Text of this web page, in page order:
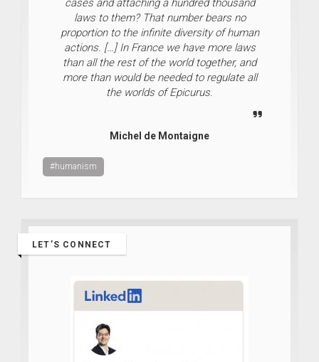
cases and attaching a hundred thousand
laws to them? That number bears no
proportion to the infinite diversity of human
actions. […] In France we have more laws
than all the rest of the world together, and
more than would be needed to regulate all
the worlds of Epicurus.
Michel de Montaigne
#humanism
LET’S CONNECT